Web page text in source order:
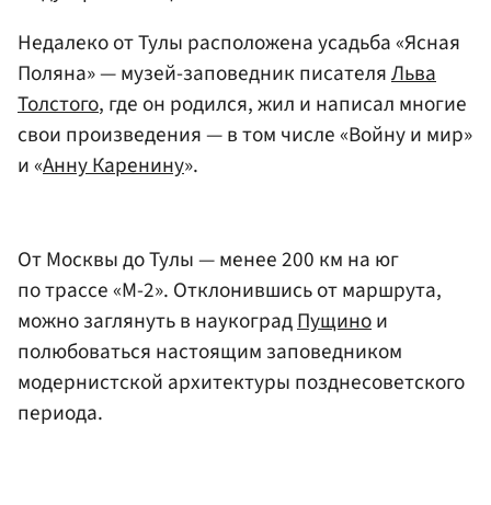
Недалеко от Тулы расположена усадьба «Ясная
Поляна» — музей-заповедник писателяЛьва
Толстого, где он родился, жил и написал многие
свои произведения — в том числе «Войну и мир»
и «Анну Каренину».
От Москвы до Тулы — менее 200 км на юг
по трассе «М-2». Отклонившись от маршрута,
можно заглянуть в наукоградПущинои
полюбоваться настоящим заповедником
модернистской архитектуры позднесоветского
периода.